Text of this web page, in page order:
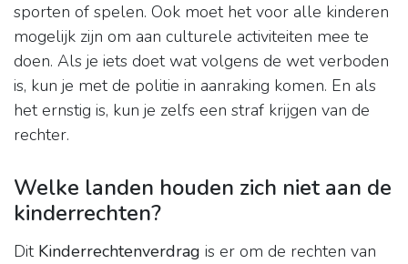
sporten of spelen. Ook moet het voor alle kinderen
mogelijk zijn om aan culturele activiteiten mee te
doen. Als je iets doet wat volgens de wet verboden
is, kun je met de politie in aanraking komen. En als
het ernstig is, kun je zelfs een straf krijgen van de
rechter.
Welke landen houden zich niet aan de
kinderrechten?
Dit Kinderrechtenverdrag is er om de rechten van